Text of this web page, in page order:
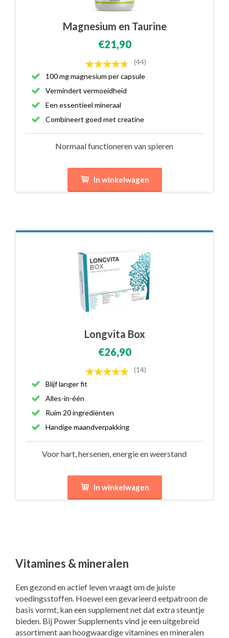
Magnesium en Taurine
€21,90
(44)
100 mg magnesium per capsule
Vermindert vermoeidheid
Een essentieel mineraal
Combineert goed met creatine
Normaal functioneren van spieren
In winkelwagen
Longvita Box
€26,90
(14)
Blijf langer fit
Alles-in-één
Ruim 20 ingrediënten
Handige maandverpakking
Voor hart, hersenen, energie en weerstand
In winkelwagen
Vitamines & mineralen
Een gezond en actief leven vraagt om de juiste
voedingsstoffen. Hoewel een gevarieerd eetpatroon de
basis vormt, kan een supplement net dat extra steuntje
bieden. Bij Power Supplements vind je een uitgebreid
assortiment aan hoogwaardige vitamines en mineralen